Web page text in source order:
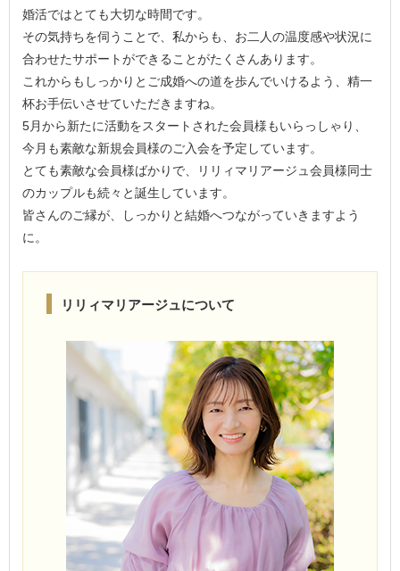
婚活ではとても大切な時間です。
その気持ちを伺うことで、私からも、お二人の温度感や状況に
合わせたサポートができることがたくさんあります。
これからもしっかりとご成婚への道を歩んでいけるよう、精一
杯お手伝いさせていただきますね。
5月から新たに活動をスタートされた会員様もいらっしゃり、
今月も素敵な新規会員様のご入会を予定しています。
とても素敵な会員様ばかりで、リリィマリアージュ会員様同士
のカップルも続々と誕生しています。
皆さんのご縁が、しっかりと結婚へつながっていきますよう
に。
リリィマリアージュについて